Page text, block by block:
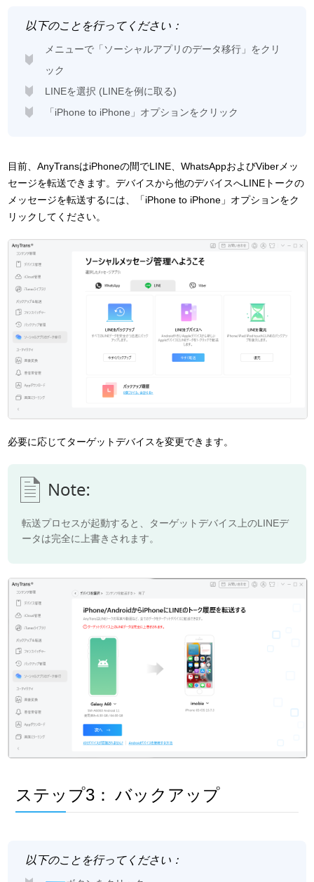
以下のことを行ってください：
メニューで「ソーシャルアプリのデータ移行」をクリ
ック
LINEを選択 (LINEを例に取る)
「iPhone to iPhone」オプションをクリック
目前、AnyTransはiPhoneの間でLINE、WhatsAppおよびViberメッ
セージを転送できます。デバイスから他のデバイスへLINEトークの
メッセージを転送するには、「iPhone to iPhone」オプションをク
リックしてください。
必要に応じてターゲットデバイスを変更できます。
転送プロセスが起動すると、ターゲットデバイス上のLINEデ
ータは完全に上書きされます。
ステップ3： バックアップ
以下のことを行ってください：